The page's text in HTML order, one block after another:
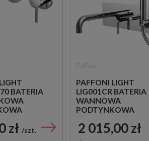
BATERIA
zł szt.
PAFFONI LIGHT
LIG001CR BATERIA
WANNOWA
PODTYNKOWA
CHROM
2 015,00 zł